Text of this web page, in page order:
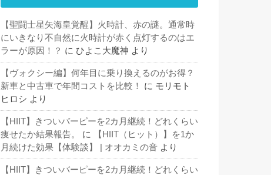
【聖闘士星矢海皇覚醒】火時計、赤の謎。通常時
にいきなり不自然に火時計が赤く点灯するのはエ
ラーが原因！？ に ひよこ大魔神 より
【ヴォクシー編】何年目に乗り換えるのがお得？
新車と中古車で年間コストを比較！
に モリモト
ヒロシ より
【HIIT】きついバーピーを2カ月継続！どれくらい
痩せたか結果報告。
に
【HIIT（ヒット）】を1か
月続けた効果【体験談】 | オオカミの音 より
【HIIT】きついバーピーを2カ月継続！どれくらい